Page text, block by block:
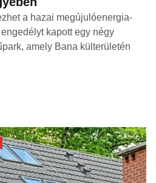
a hazai megújulóenergia-
kapott egy négy
amely Bana külterületén